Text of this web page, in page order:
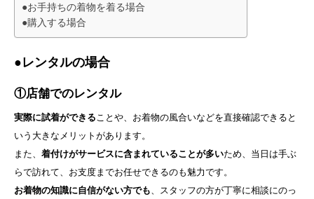
●お手持ちの着物を着る場合
●購入する場合
●レンタルの場合
①店舗でのレンタル
実際に試着ができる ことや、お着物の風合いなどを直接確認できると
いう大きなメリットがあります。
また、 着付けがサービスに含まれていることが多いため、当日は手ぶ
らで訪れて、お支度までお任せできるのも魅力です。
お着物の知識に自信がない方でも 、スタッフの方が丁寧に相談にのっ